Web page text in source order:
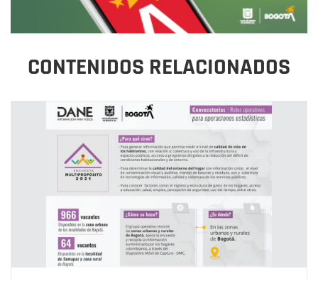
CONTENIDOS RELACIONADOS